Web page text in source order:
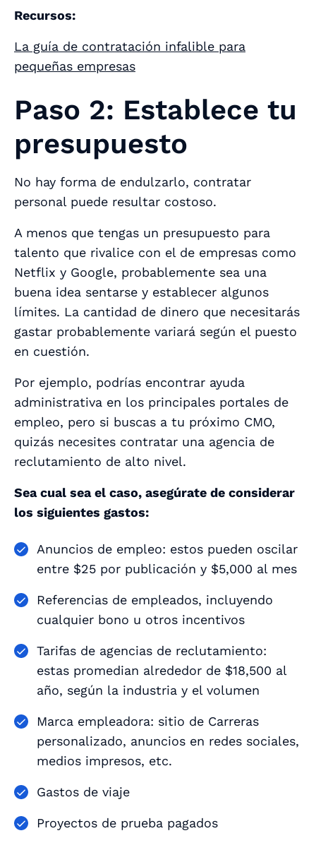
Recursos:
La guía de contratación infalible para
pequeñas empresas
Paso 2: Establece tu
presupuesto
No hay forma de endulzarlo, contratar
personal puede resultar costoso.
A menos que tengas un presupuesto para
talento que rivalice con el de empresas como
Netflix y Google, probablemente sea una
buena idea sentarse y establecer algunos
límites. La cantidad de dinero que necesitarás
gastar probablemente variará según el puesto
en cuestión.
Por ejemplo, podrías encontrar ayuda
administrativa en los principales portales de
empleo, pero si buscas a tu próximo CMO,
quizás necesites contratar una agencia de
reclutamiento de alto nivel.
Sea cual sea el caso, asegúrate de considerar
los siguientes gastos:
Anuncios de empleo: estos pueden oscilar
entre $25 por publicación y $5,000 al mes
Referencias de empleados, incluyendo
cualquier bono u otros incentivos
Tarifas de agencias de reclutamiento:
estas promedian alrededor de $18,500 al
año, según la industria y el volumen
Marca empleadora: sitio de Carreras
personalizado, anuncios en redes sociales,
medios impresos, etc.
Gastos de viaje
Proyectos de prueba pagados